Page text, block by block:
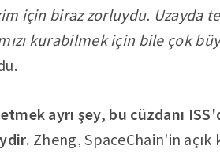
için biraz zorluydu. Uzayda
kurabilmek için bile çok
ayrı şey, bu cüzdanı
Zheng, SpaceChain'in